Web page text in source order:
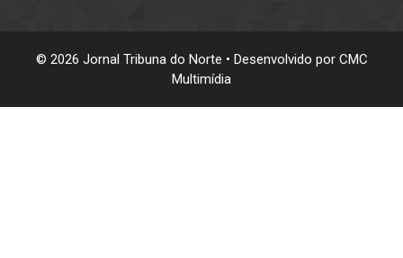
© 2026 Jornal Tribuna do Norte • Desenvolvido por CMC
Multimídia